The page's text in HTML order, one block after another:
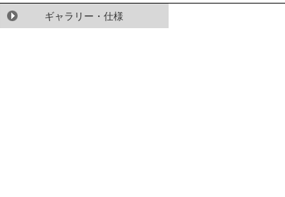
ギャラリー・仕様